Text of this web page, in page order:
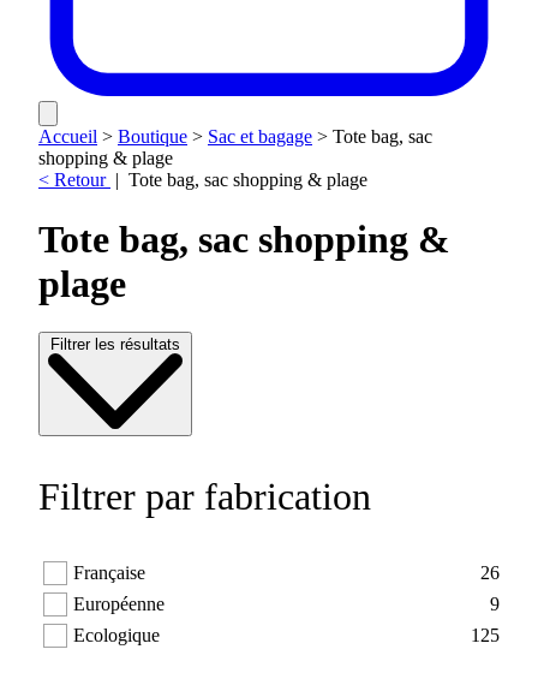
Accueil > Boutique > Sac et bagage > Tote bag, sac
shopping & plage
< Retour | Tote bag, sac shopping & plage
Tote bag, sac shopping &
plage
Filtrer les résultats
Filtrer par fabrication
Française
26
Européenne
9
Ecologique
125